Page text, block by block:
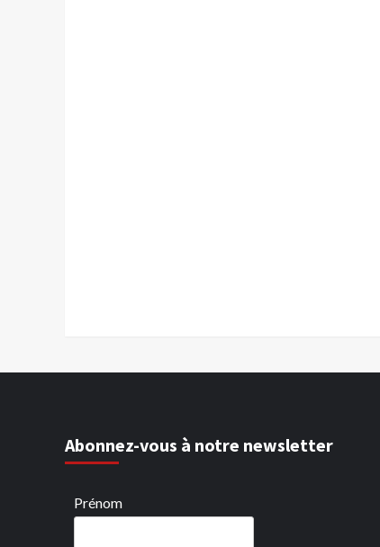
Abonnez-vous à notre newsletter
Prénom